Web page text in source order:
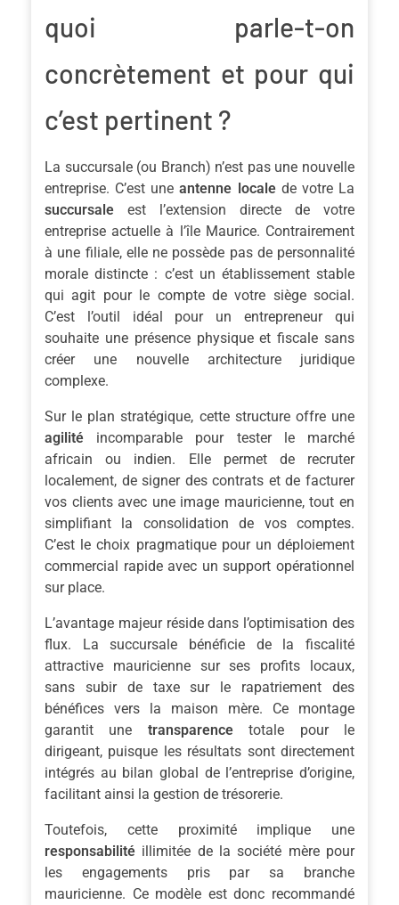
quoi parle-t-on
concrètement et pour qui
c’est pertinent ?
La succursale (ou Branch) n’est pas une nouvelle
entreprise. C’est uneantenne localede votre La
succursale est l’extension directe de votre
entreprise actuelle à l’île Maurice. Contrairement
à une filiale, elle ne possède pas de personnalité
morale distincte : c’est un établissement stable
qui agit pour le compte de votre siège social.
C’est l’outil idéal pour un entrepreneur qui
souhaite une présence physique et fiscale sans
créer une nouvelle architecture juridique
complexe.
Sur le plan stratégique, cette structure offre une
agilité incomparable pour tester le marché
africain ou indien. Elle permet de recruter
localement, de signer des contrats et de facturer
vos clients avec une image mauricienne, tout en
simplifiant la consolidation de vos comptes.
C’est le choix pragmatique pour un déploiement
commercial rapide avec un support opérationnel
sur place.
L’avantage majeur réside dans l’optimisation des
flux. La succursale bénéficie de la fiscalité
attractive mauricienne sur ses profits locaux,
sans subir de taxe sur le rapatriement des
bénéfices vers la maison mère. Ce montage
garantit une transparencetotale pour le
dirigeant, puisque les résultats sont directement
intégrés au bilan global de l’entreprise d’origine,
facilitant ainsi la gestion de trésorerie.
Toutefois, cette proximité implique une
responsabilité illimitée de la société mère pour
les engagements pris par sa branche
mauricienne. Ce modèle est donc recommandé